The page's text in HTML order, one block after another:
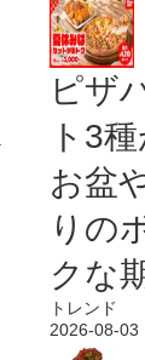
ピザ
ト3
お盆
りの
クな
トレンド
2026-08-03